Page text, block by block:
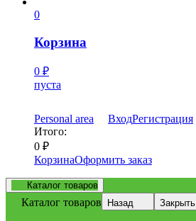
0
Корзина
0 ₽
пуста
Personal area ВходРегистрация
Итого:
0 ₽
КорзинаОформить заказ
Каталог товаров
Каталог товаров Назад Закрыть